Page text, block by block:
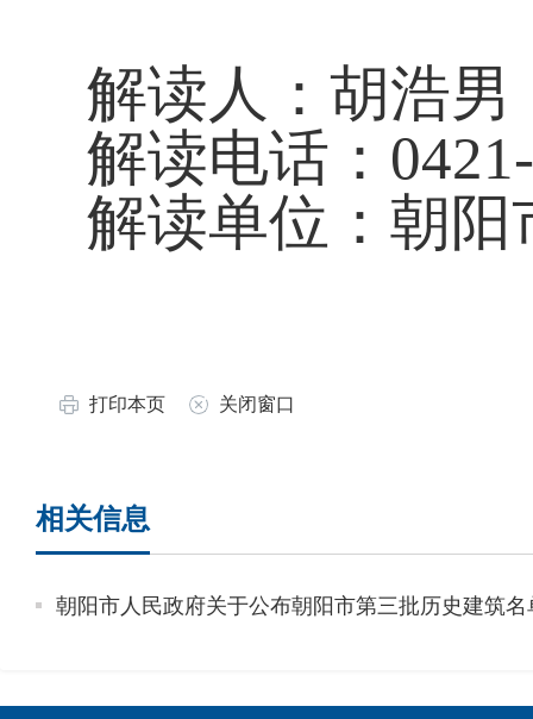
解读人：胡浩男
解读电话：
解读单位：朝
打印本页 关闭窗口
相关信息
朝阳市人民政府关于公布朝阳市第三批历史建筑名